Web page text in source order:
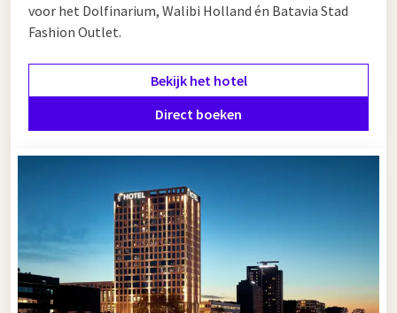
Voor degene die meer van de cultuur is, heeft de regio ook nog
verschillende musea. Bijvoorbeeld Werelderfgoed Schokland.
Dit is een archeologisch monument vol prachtige
bodemschatten. Een plek tussen land en water waar
Bent u meer van de gezelligheid in de stad en het winkelen?
dag door alle winkels lopen en genieten van leuke
restaurants. Het bevindt zich vlak naast het Markermeer.
Verder kunt u heerlijk eten bij de restaurants langs het water
om de dag af te sluiten.
Bekijk hieronder welk hotel het beste bij u past!
voor het Dolfinarium, Walibi Holland én Batavia Stad
Fashion Outlet.
Bekijk het hotel
Direct boeken